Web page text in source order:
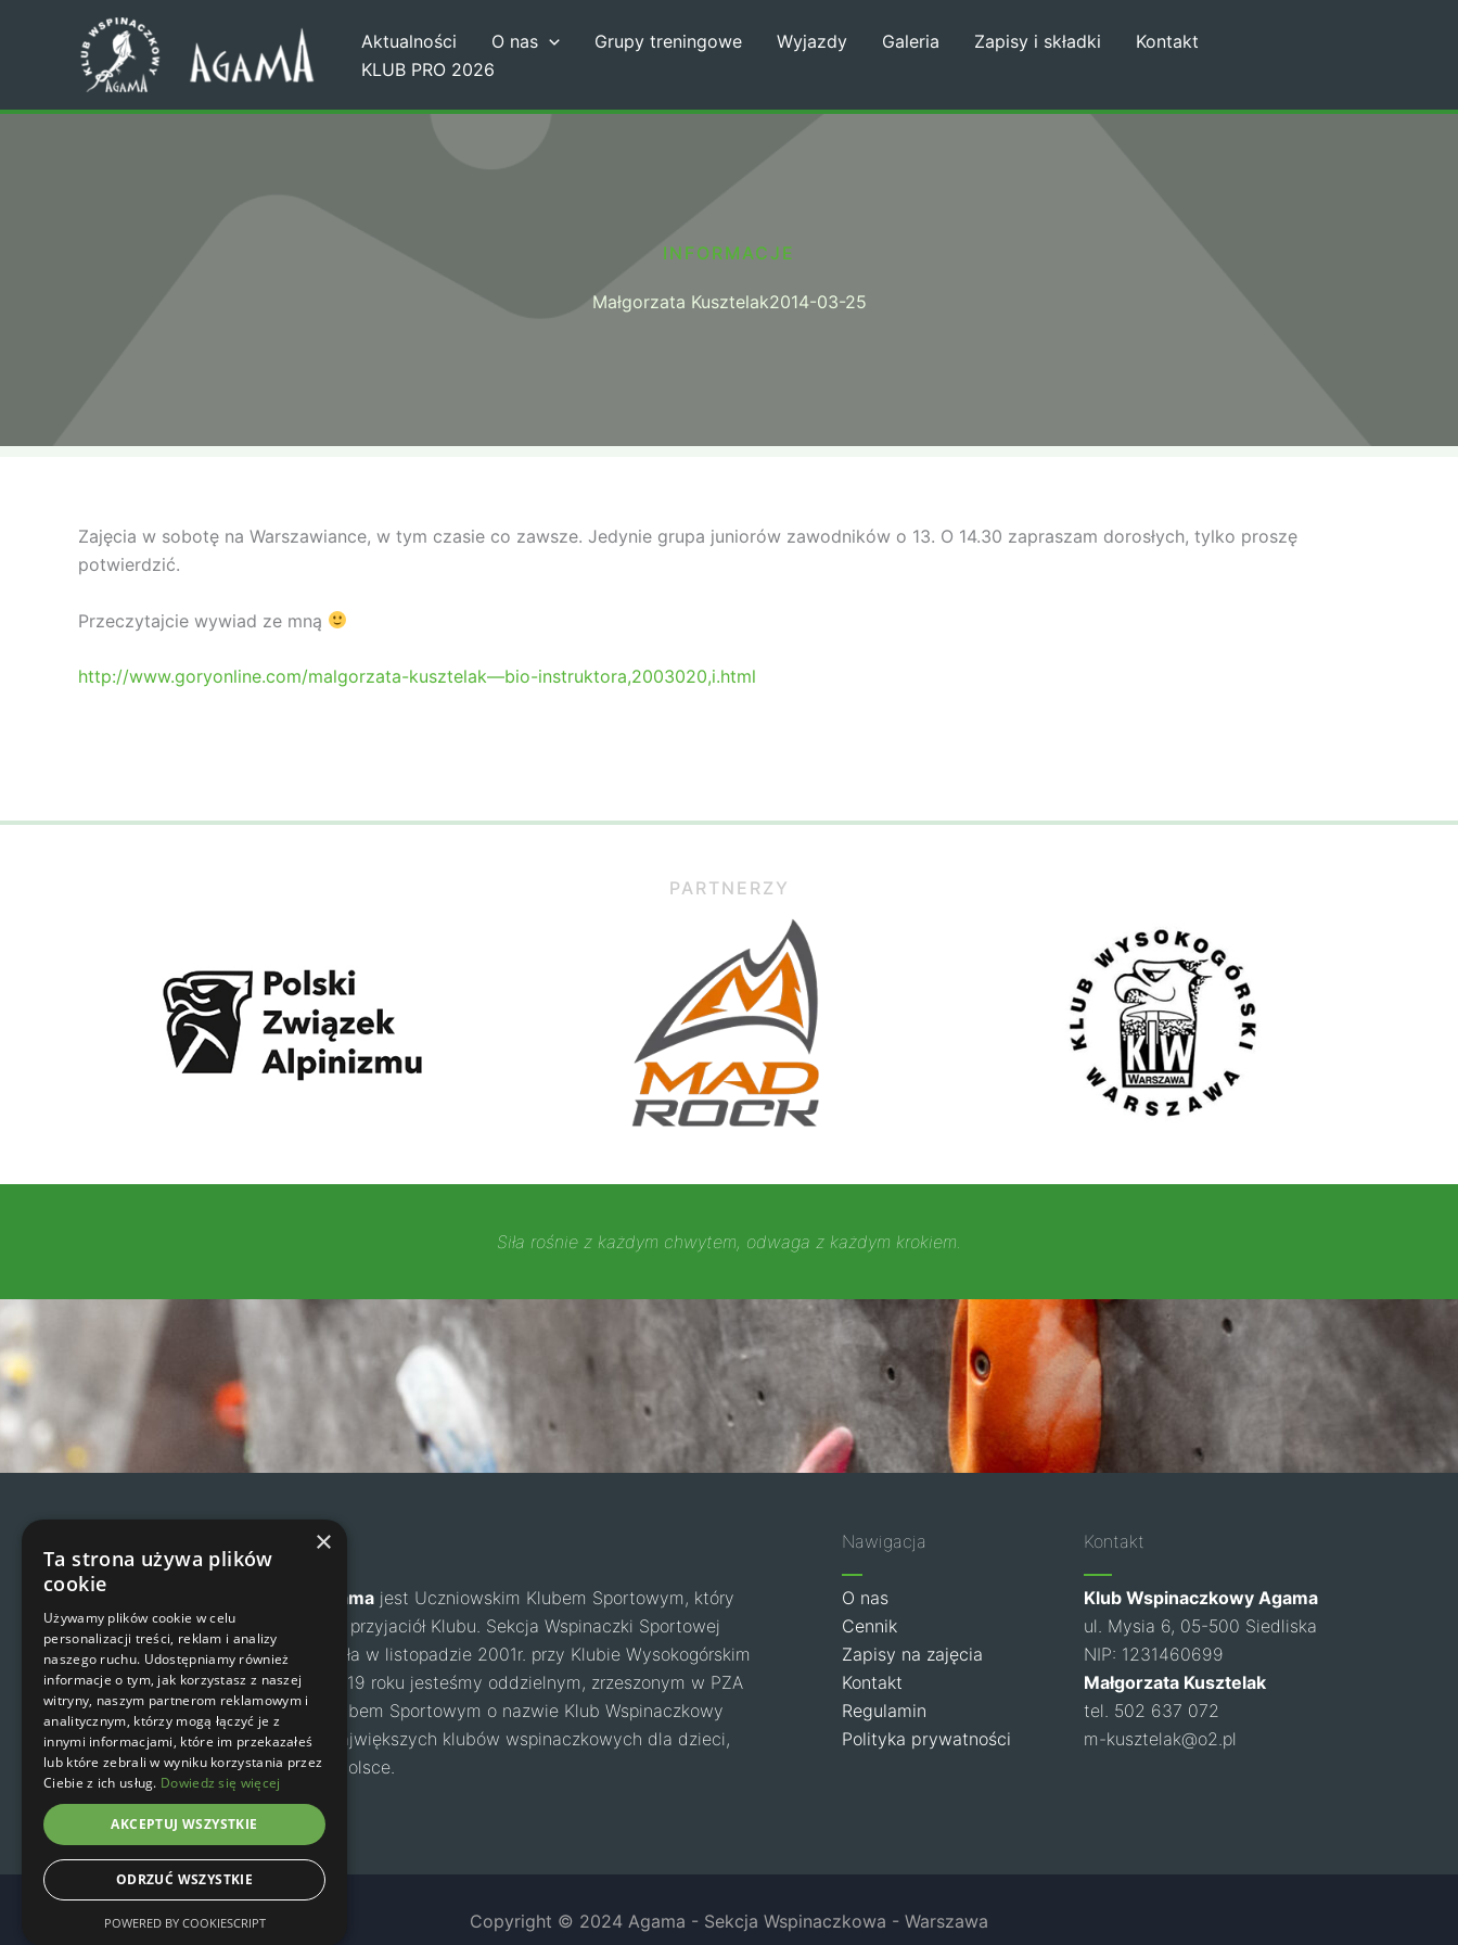
Aktualności O nas Grupy treningowe Wyjazdy Galeria Zapisy i składki
Kontakt
KLUB PRO 2026
INFORMACJE
Małgorzata Kusztelak2014-03-25
Zajęcia w sobotę na Warszawiance, w tym czasie co zawsze. Jedynie grupa juniorów zawodników o 13. O 14.30 zapraszam dorosłych, tylko proszę
potwierdzić.
Przeczytajcie wywiad ze mną
http://www.goryonline.com/malgorzata-kusztelak—bio-instruktora,2003020,i.html
PARTNERZY
Siła rośnie z każdym chwytem, odwaga z każdym krokiem.
Klub Wspinaczkowy Agama jest Uczniowskim Klubem Sportowym, który
zrzesza dzieci, rodziców i przyjaciół Klubu. Sekcja Wspinaczki Sportowej
Juniorów „Agama” powstała w listopadzie 2001r. przy Klubie Wysokogórskim
Warszawa. Od grudnia 2019 roku jesteśmy oddzielnym, zrzeszonym w PZA
klubem- Uczniowskim Klubem Sportowym o nazwie Klub Wspinaczkowy
Agama. Jest to jeden z największych klubów wspinaczkowych dla dzieci,
młodzieży i dorosłych w Polsce.
Facebook
Instagram
Nawigacja
O nas
Cennik
Zapisy na zajęcia
Kontakt
Regulamin
Polityka prywatności
Kontakt
Klub Wspinaczkowy Agama
ul. Mysia 6, 05-500 Siedliska
NIP: 1231460699
Małgorzata Kusztelak
tel. 502 637 072
m-kusztelak@o2.pl
Copyright © 2024 Agama - Sekcja Wspinaczkowa - Warszawa
×
Ta strona używa plików
cookie
Używamy plików cookie w celu
personalizacji treści, reklam i analizy
naszego ruchu. Udostępniamy również
informacje o tym, jak korzystasz z naszej
witryny, naszym partnerom reklamowym i
analitycznym, którzy mogą łączyć je z
innymi informacjami, które im przekazałeś
lub które zebrali w wyniku korzystania przez
Ciebie z ich usług. Dowiedz się więcej
AKCEPTUJ WSZYSTKIE
ODRZUĆ WSZYSTKIE
POWERED BY COOKIESCRIPT